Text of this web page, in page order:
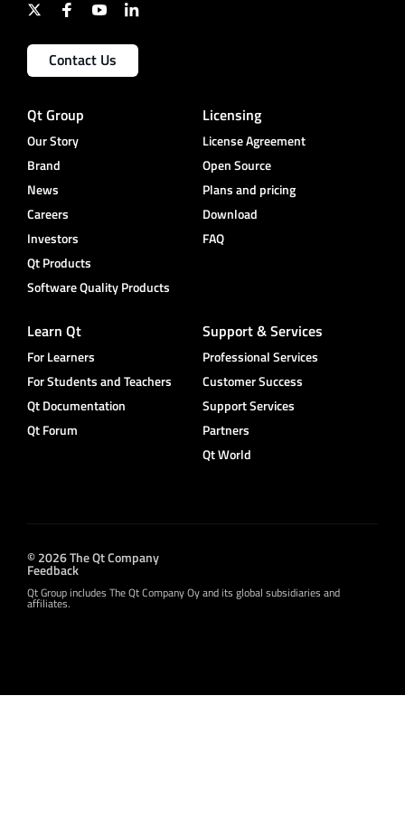
Contact Us
Qt Group
Our Story
Brand
News
Careers
Investors
Qt Products
Software Quality Products
Licensing
License Agreement
Open Source
Plans and pricing
Download
FAQ
Learn Qt
For Learners
For Students and Teachers
Qt Documentation
Qt Forum
Support & Services
Professional Services
Customer Success
Support Services
Partners
Qt World
© 2026 The Qt Company
Feedback
Qt Group includes The Qt Company Oy and its global subsidiaries and
affiliates.